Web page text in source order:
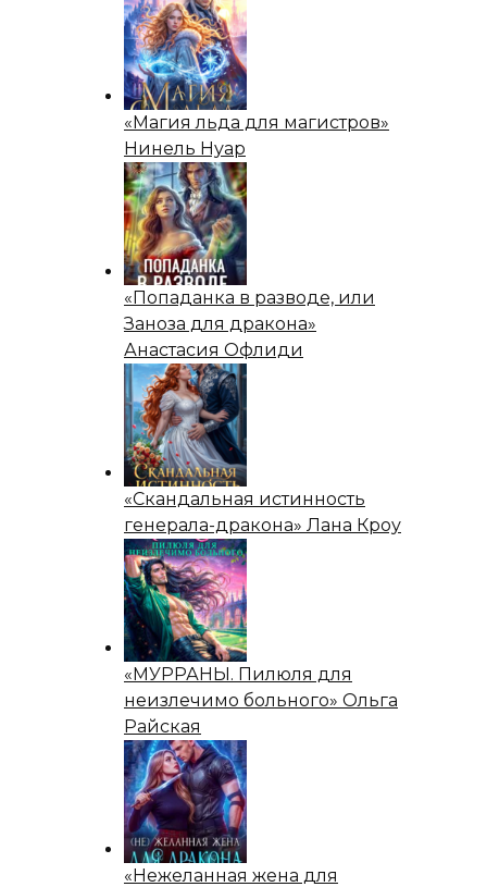
«Магия льда для магистров»
Нинель Нуар
«Попаданка в разводе, или
Заноза для дракона»
Анастасия Офлиди
«Скандальная истинность
генерала-дракона» Лана Кроу
«МУРРАНЫ. Пилюля для
неизлечимо больного» Ольга
Райская
«Нежеланная жена для